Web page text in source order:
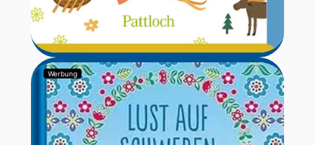
Werbung